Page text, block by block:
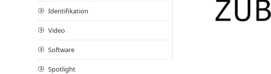
Identifikation
Video
Software
Spotlight